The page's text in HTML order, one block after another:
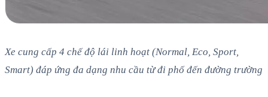
Xe cung cấp 4 chế độ lái linh hoạt (Normal, Eco, Sport,
Smart) đáp ứng đa dạng nhu cầu từ đi phố đến đường trường